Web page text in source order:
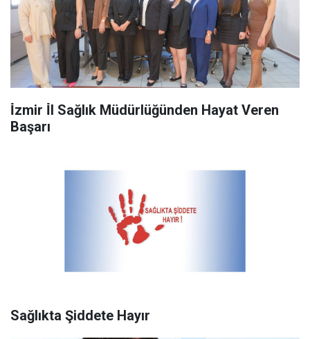
İ̇zmir İ̇l Sağlık Müdürlüğünden Hayat Veren
Başarı
Sağlıkta Şiddete Hayır